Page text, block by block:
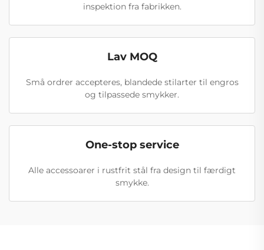
inspektion fra fabrikken.
Lav MOQ
Små ordrer accepteres, blandede stilarter til engros
og tilpassede smykker.
One-stop service
Alle accessoarer i rustfrit stål fra design til færdigt
smykke.